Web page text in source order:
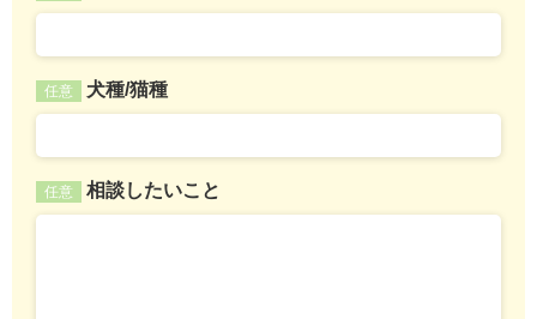
任意 犬種/猫種
任意 相談したいこと